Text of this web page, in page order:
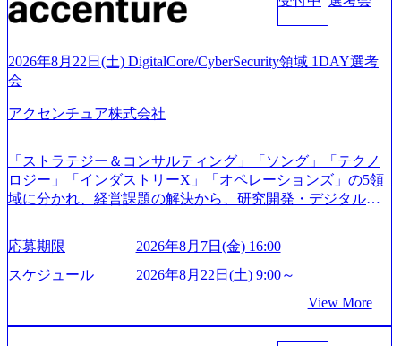
サポートするため、新規事業立案や既存事業のトランスフ
たします。 (1)既存または新規大手事業会社から依頼された
「経営戦略」等のコンサルティング支援を行います。クラ
イアントは各業界上位5社をターゲットとし、特にCXOクラ
スから「新規事業戦略」「既存事業のトランスフォーメー
略」案件をメインとしたコンサルティングを行います ＜プ
ロジェクト一部抜粋＞ ・海外事業(新規・既存)事業のビジ
ネスモデル検討支援 ・金融領域におけるAIを活用した事業
ィ領域における地域活性アプリ企画支援及び実行支援 ・ロ
業支援 ※その他新規事業や既存デジタルトランスフォーメ
ーションの案件が多数 ● コンサルタント プロジェクトにお
始～ 2026年8月7日(金) 16:00 ※枠が限られておりますので、
ご応募いただいてもご対応できない可能性がございます ※
ご応募者様については、1dayではなく通常選考でのご案内
とさせていただきます ● 面接(1次・最終を一度の面接で実
てご連絡させていただきます。 ● 一日で最終面接まで完了
日面接や面談のお時間をいただく場合がございます ● 面
接、条件面談それぞれ最大1時間を想定しております ・実施
前日までに日程およびURLを共有させていただきます ・面
接および条件面談ともに、どの時間開始となってもご対応
と幸いです ※1day選考会のご参加希望の方は、事前にGAB
試験を受検いただきます(受験期限は1day選考会実施日の3日
前まで)。 ※ただし、30代以上のコンサルファーム経験3年
以上の方はGAB受検免除、書類選考のみ。 書類選考通過後
に、GAB試験に合格している方へ1day選考会当日のご案内
2026年8月22日(土) DigitalCore/CyberSecurity領域 1DAY選考
会
アクセンチュア株式会社
「ストラテジー＆コンサルティング」「ソング」「テクノ
ロジー」「インダストリーX」「オペレーションズ」の5領
域に分かれ、経営課題の解決から、研究開発・デジタル・
グ領域からその実行的側面であるITサービスの提供まで一
貫して支援する総合系・IT系ファームである あらゆる産業
において非常に良質な顧客基盤を築いており、Fortune Globa
手掛けたプロジェクトは「ファーストリテイリングにおけ
るグローバル化」「資生堂グループのDX化支援」「ヴィヴ
応募期限
2026年8月7日(金) 16:00
スケジュール
2026年8月22日(土) 9:00～
View More